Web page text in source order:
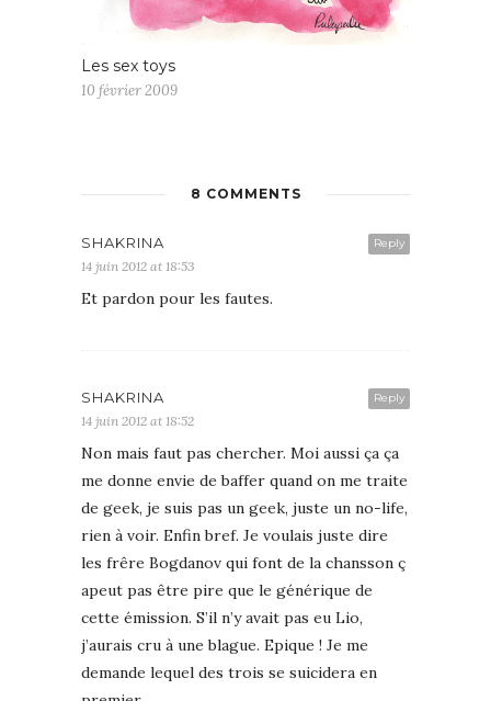
Les sex toys
10 février 2009
8 COMMENTS
Reply
SHAKRINA
14 juin 2012 at 18:53
Et pardon pour les fautes.
Reply
SHAKRINA
14 juin 2012 at 18:52
Non mais faut pas chercher. Moi aussi ça ça
me donne envie de baffer quand on me traite
de geek, je suis pas un geek, juste un no-life,
rien à voir. Enfin bref. Je voulais juste dire
les frêre Bogdanov qui font de la chansson ç
apeut pas être pire que le générique de
cette émission. S’il n’y avait pas eu Lio,
j’aurais cru à une blague. Epique ! Je me
demande lequel des trois se suicidera en